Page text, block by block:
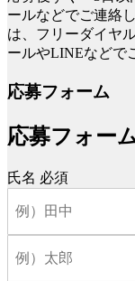
ールなどでご連絡し
は、フリーダイヤ
ールやLINEなどで
応募フォーム
応募フォー
氏名 必須